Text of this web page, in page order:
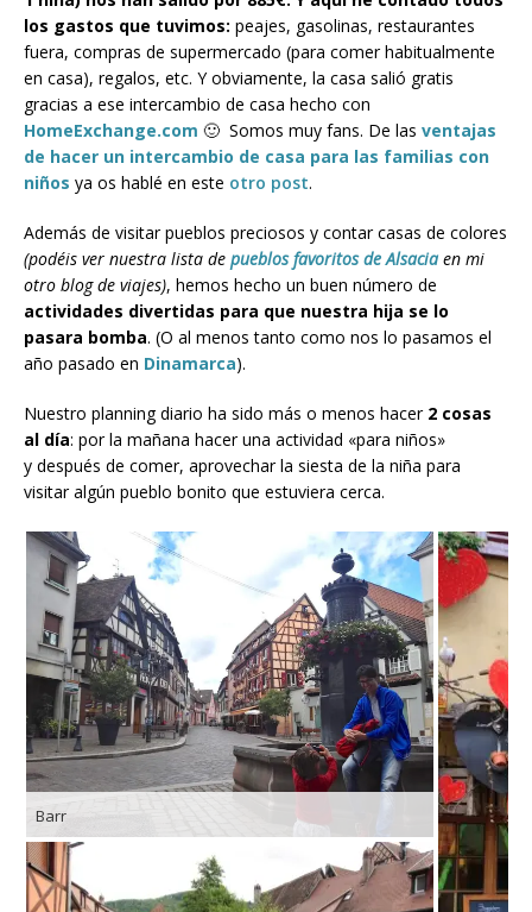
los gastos que tuvimos: peajes, gasolinas, restaurantes
fuera, compras de supermercado (para comer habitualmente
en casa), regalos, etc. Y obviamente, la casa salió gratis
gracias a ese intercambio de casa hecho con
HomeExchange.com 🙂 Somos muy fans. De las ventajas
de hacer un intercambio de casa para las familias con
niños ya os hablé en este otro post.
Además de visitar pueblos preciosos y contar casas de colores
(podéis ver nuestra lista de pueblos favoritos de Alsaciaen mi
otro blog de viajes), hemos hecho un buen número de
actividades divertidas para que nuestra hija se lo
pasara bomba. (O al menos tanto como nos lo pasamos el
año pasado en Dinamarca).
Nuestro planning diario ha sido más o menos hacer 2 cosas
al día: por la mañana hacer una actividad «para niños»
y después de comer, aprovechar la siesta de la niña para
visitar algún pueblo bonito que estuviera cerca.
Barr